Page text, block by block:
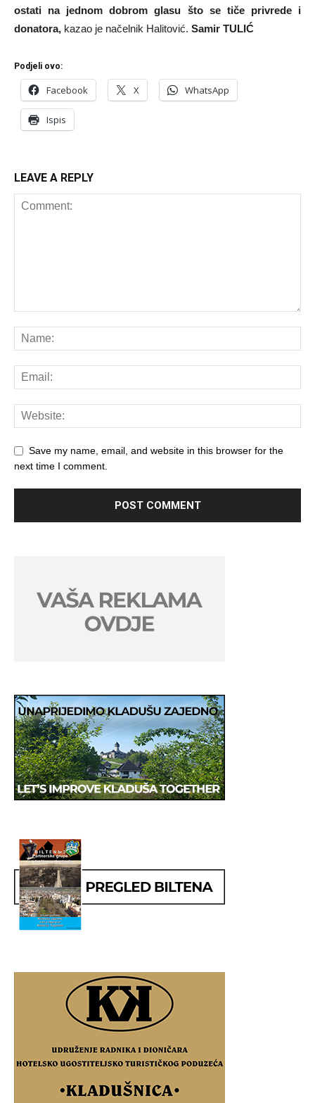
ostati na jednom dobrom glasu što se tiče privrede i
donatora, kazao je načelnik Halitović. Samir TULIĆ
Podjeli ovo:
Facebook X WhatsApp
Ispis
LEAVE A REPLY
Save my name, email, and website in this browser for the
next time I comment.